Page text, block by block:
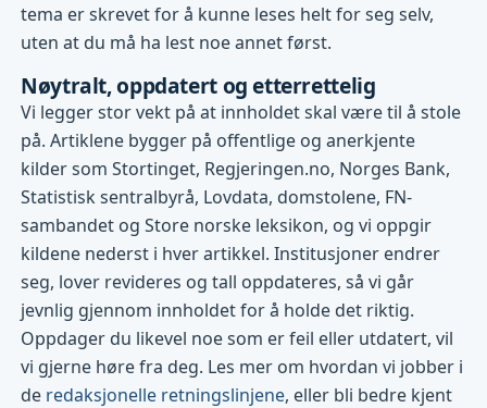
tema er skrevet for å kunne leses helt for seg selv,
uten at du må ha lest noe annet først.
Nøytralt, oppdatert og etterrettelig
Vi legger stor vekt på at innholdet skal være til å stole
på. Artiklene bygger på offentlige og anerkjente
kilder som Stortinget, Regjeringen.no, Norges Bank,
Statistisk sentralbyrå, Lovdata, domstolene, FN-
sambandet og Store norske leksikon, og vi oppgir
kildene nederst i hver artikkel. Institusjoner endrer
seg, lover revideres og tall oppdateres, så vi går
jevnlig gjennom innholdet for å holde det riktig.
Oppdager du likevel noe som er feil eller utdatert, vil
vi gjerne høre fra deg. Les mer om hvordan vi jobber i
de redaksjonelle retningslinjene, eller bli bedre kjent